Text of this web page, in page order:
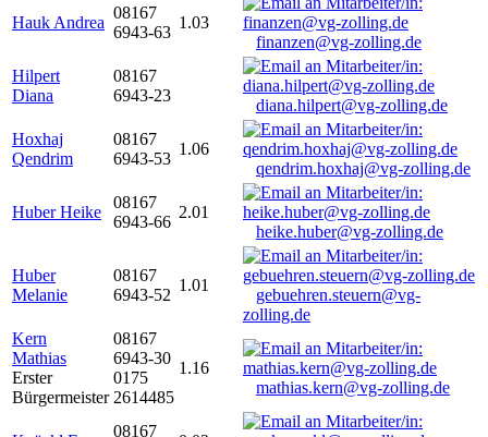
Hauk Andrea
08167
6943-63
1.03
finanzen@vg-zolling.de
Hilpert
Diana
08167
6943-23
diana.hilpert@vg-zolling.de
Hoxhaj
Qendrim
08167
6943-53
1.06
qendrim.hoxhaj@vg-zolling.de
Huber Heike
08167
6943-66
2.01
heike.huber@vg-zolling.de
Huber
Melanie
08167
6943-52
1.01
gebuehren.steuern@vg-
zolling.de
Kern
Mathias
Erster
Bürgermeister
08167
6943-30
0175
2614485
1.16
mathias.kern@vg-zolling.de
08167